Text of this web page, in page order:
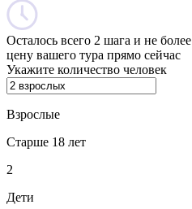
Осталось всего 2 шага и не
цену вашего тура прямо сейчас
Укажите количество человек
Взрослые
Старше 18 лет
2
Дети